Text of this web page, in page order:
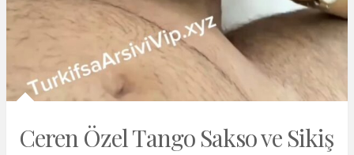
Ceren Özel Tango Sakso ve Sikiş